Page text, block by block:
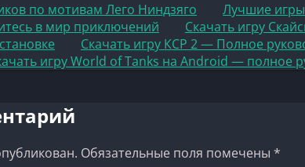
по мотивам Лего Ниндзяго Лучшие
в мир приключений
Скачать игру
Скачать игру КСР 2 — Полное
игру World of Tanks на Android — полное
Обязательные поля помечены *